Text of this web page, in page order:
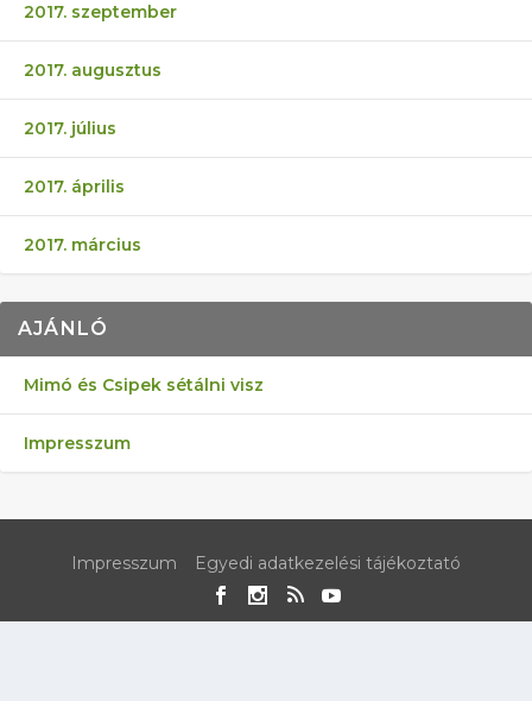
2017. szeptember
2017. augusztus
2017. július
2017. április
2017. március
AJÁNLÓ
Mimó és Csipek sétálni visz
Impresszum
Impresszum Egyedi adatkezelési tájékoztató